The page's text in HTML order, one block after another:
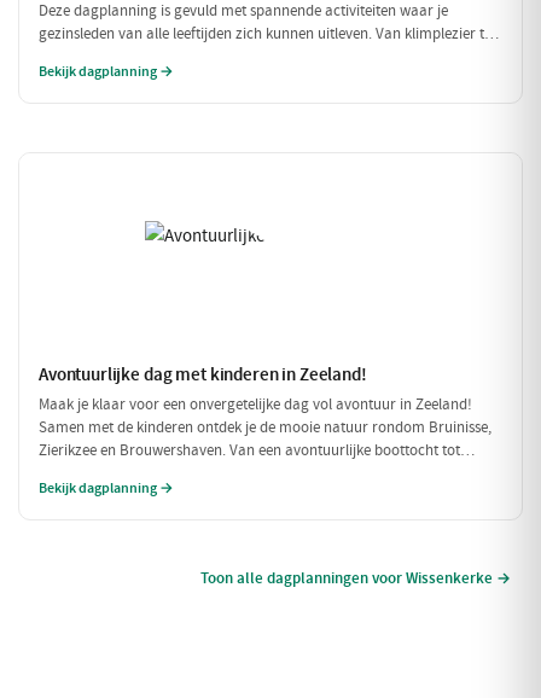
Deze dagplanning is gevuld met spannende activiteiten waar je
gezinsleden van alle leeftijden zich kunnen uitleven. Van klimplezier tot
Bekijk dagplanning →
Avontuurlijke dag met kinderen in Zeeland!
Maak je klaar voor een onvergetelijke dag vol avontuur in Zeeland!
Samen met de kinderen ontdek je de mooie natuur rondom Bruinisse,
Zierikzee en Brouwershaven. Van een avontuurlijke boottocht tot
samen willen genieten.
Bekijk dagplanning →
Toon alle dagplanningen voor Wissenkerke →